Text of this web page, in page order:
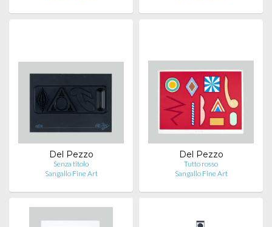
Del Pezzo
Senza titolo
Sangallo Fine Art
Del Pezzo
Tutto rosso
Sangallo Fine Art